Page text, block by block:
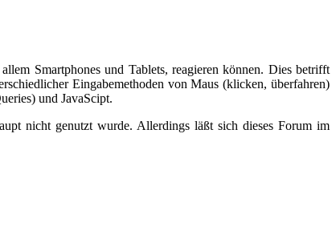
Smartphones und Tablets, reagieren können. Dies betrifft
Eingabemethoden von Maus (klicken, überfahren)
und JavaScipt.
nicht genutzt wurde. Allerdings läßt sich dieses Forum im